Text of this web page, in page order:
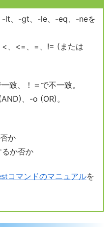
-lt、-gt、-le、-eq、-neを
、<=、=、!= (または
致、！＝で不一致。
、-o (OR)。
か
か否か
コマンドのマニュアルを